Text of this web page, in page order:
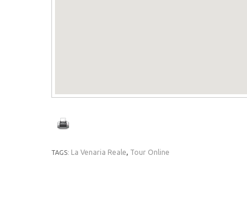
TAGS: La Venaria Reale, Tour Online